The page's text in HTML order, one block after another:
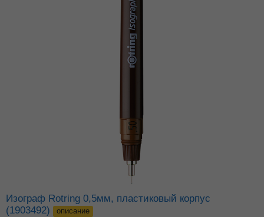
Изограф Rotring 0,5мм, пластиковый корпус
(1903492)
описание